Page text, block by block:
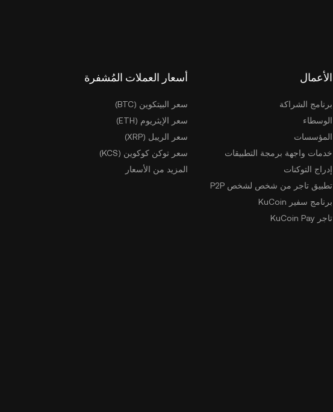
الأعمال
برنامج الشراكة
الوسطاء
المؤسسات
خدمات واجهة برمجة التطبيقات
إدراج التوكنات
تطبيق تاجر من شخص لشخص P2P
برنامج سفير KuCoin
تاجر KuCoin Pay
أسعار العملات المُشفرة
سعر البيتكوين (BTC)
سعر الإيثريوم (ETH)
سعر الريبل (XRP)
سعر توكن كوكوين (KCS)
المزيد من الأسعار